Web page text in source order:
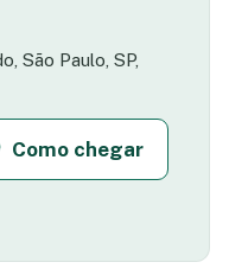
São Paulo, SP,
Como chegar